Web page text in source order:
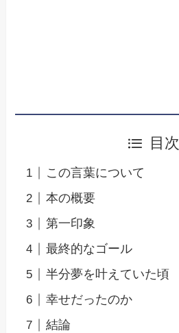
目次
この言葉について
本の概要
第一印象
最終的なゴール
半分夢を叶えていた頃
幸せだったのか
結論